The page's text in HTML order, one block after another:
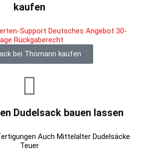
kaufen
Support Deutsches Angebot 30-
Rückgaberecht
bei Thomann kaufen
Dudelsack bauen lassen
Auch Mittelalter Dudelsäcke
Teuer